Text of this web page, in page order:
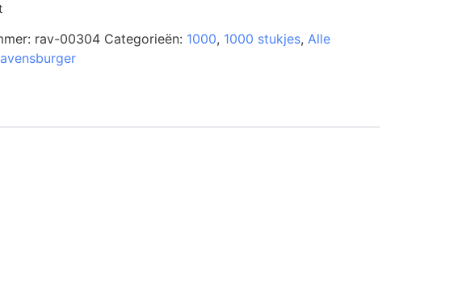
rav-00304 Categorieën: 1000, 1000 stukjes, Alle